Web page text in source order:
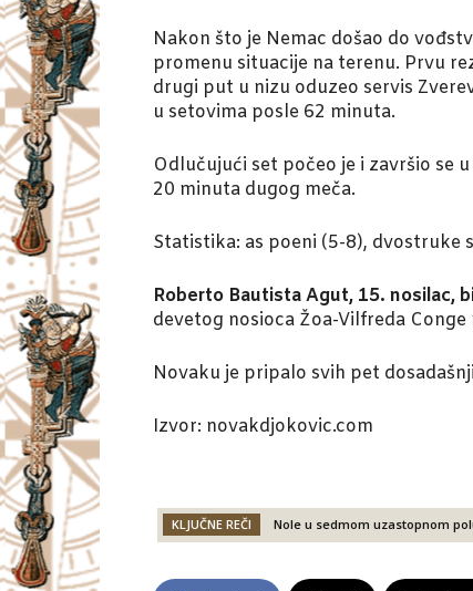
Nakon što je Nemac došao do
promenu situacije na terenu. Prvu
drugi put u nizu oduzeo servis
u setovima posle 62 minuta.
Odlučujući set počeo je i završio se
20 minuta dugog meča.
Statistika: as poeni (5-8), dvostruke
Roberto Bautista Agut, 15. nosilac,
devetog nosioca Žoa-Vilfreda
Novaku je pripalo svih pet
Izvor: novakdjokovic.com
KLJUČNE REČI Nole u sedmom uzastopnom